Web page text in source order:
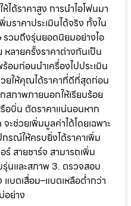
ได้ราคาสูง การนำไอโฟนมา
มราคาประเมินได้จริง ทั้งใน
รวมถึงรุ่นยอดนิยมอย่างไอ
หลายครั้งราคาต่างกันเป็น
อมก่อนนำเครื่องไปประเมิน
ยให้คุณได้ราคาที่ดีที่สุดก่อน
สภาพภายนอกให้เรียบร้อย
อบิ่น ตัดราคาแน่นอนหาก
ะช่วยเพิ่มมูลค่าได้โดยเฉพาะ
รณ์ให้ครบยิ่งได้ราคาเพิ่ม
สายชาร์จ สามารถเพิ่ม
นและสภาพ 3. ตรวจสอบ
แบตเสื่อม–แบตเหลือต่ำกว่า
อย่าง